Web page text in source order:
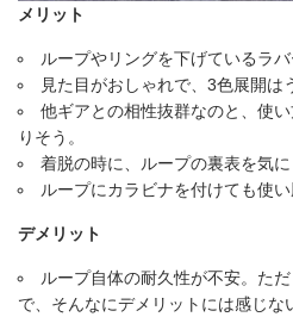
メリット
ループやリングを下げているラバ
見た目がおしゃれで、3色展開は
他ギアとの相性抜群なのと、使
りそう。
着脱の時に、ループの裏表を気に
ループにカラビナを付けても使い
デメリット
ループ自体の耐久性が不安。た
で、そんなにデメリットには感じな